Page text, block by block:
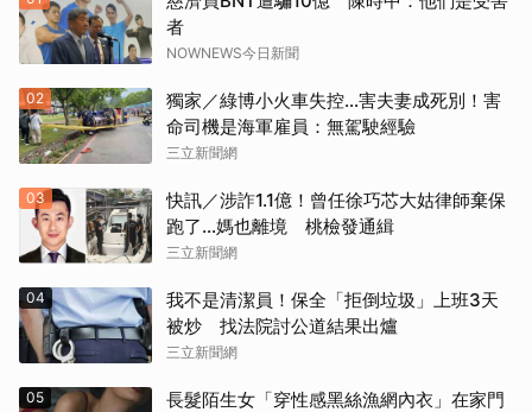
者
NOWNEWS今日新聞
02
獨家／綠博小火車失控…害夫妻成死別！害
命司機是海軍雇員：無駕駛經驗
三立新聞網
03
快訊／涉詐1.1億！曾任徐巧芯大姑律師棄保
跑了…媽也離境 桃檢發通緝
三立新聞網
04
我不是清潔員！保全「拒倒垃圾」上班3天
被炒 找法院討公道結果出爐
三立新聞網
05
長髮陌生女「穿性感黑絲漁網內衣」在家門